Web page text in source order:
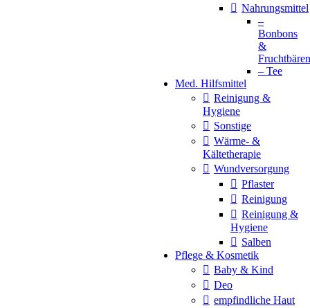
Nahrungsmittel
–
Bonbons
&
Fruchtbären
– Tee
Med. Hilfsmittel
Reinigung &
Hygiene
Sonstige
Wärme- &
Kältetherapie
Wundversorgung
Pflaster
Reinigung
Reinigung &
Hygiene
Salben
Pflege & Kosmetik
Baby & Kind
Deo
empfindliche Haut